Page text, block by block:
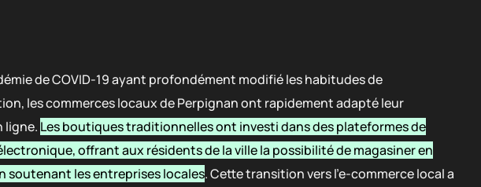
de COVID-19 ayant profondément modifié les habitudes de
les commerces locaux de Perpignan ont rapidement adapté leur
ligne. Les boutiques traditionnelles ont investi dans des plateformes de
offrant aux résidents de la ville la possibilité de magasiner en
soutenant les entreprises locales. Cette transition vers l’e-commerce local a